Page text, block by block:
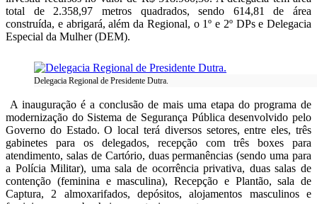
total de 2.358,97 metros quadrados, sendo 614,81 de área
construída, e abrigará, além da Regional, o 1º e 2º DPs e Delegacia
Especial da Mulher (DEM).
Delegacia Regional de Presidente Dutra.
A inauguração é a conclusão de mais uma etapa do programa de
modernização do Sistema de Segurança Pública desenvolvido pelo
Governo do Estado. O local terá diversos setores, entre eles, três
gabinetes para os delegados, recepção com três boxes para
atendimento, salas de Cartório, duas permanências (sendo uma para
a Polícia Militar), uma sala de ocorrência privativa, duas salas de
contenção (feminina e masculina), Recepção e Plantão, sala de
Captura, 2 almoxarifados, depósitos, alojamentos masculinos e